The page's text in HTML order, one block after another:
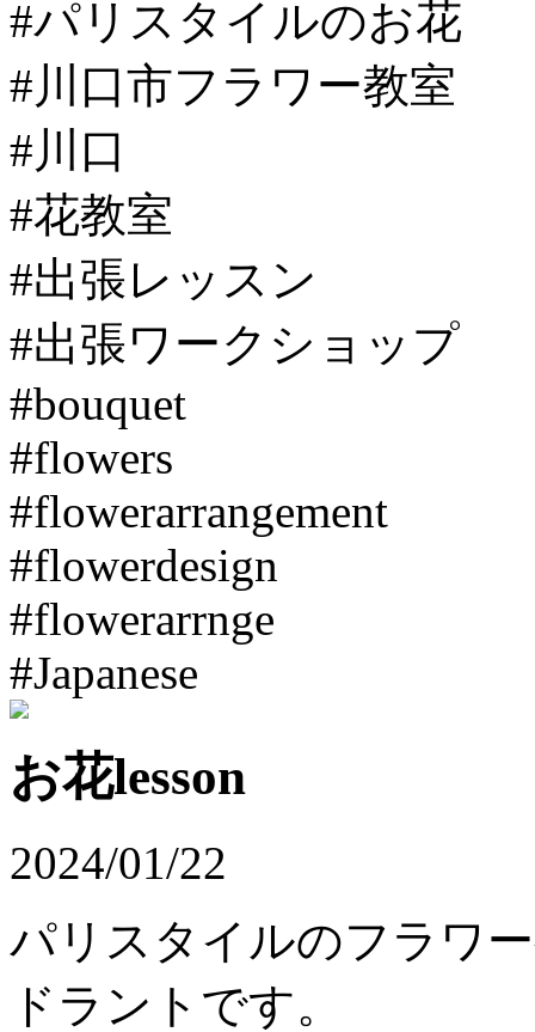
#パリスタイルのお花
#川口市フラワー教室
#川口
#花教室
#出張レッスン
#出張ワークショップ
#bouquet
#flowers
#flowerarrangement
#flowerdesign
#flowerarrnge
#Japanese
お花lesson
2024/01/22
パリスタイルのフラワ
ドラントです。